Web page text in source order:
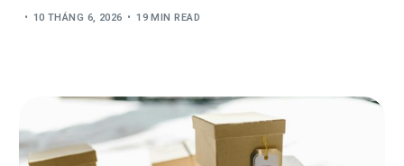
10 THÁNG 6, 2026 19 MIN READ